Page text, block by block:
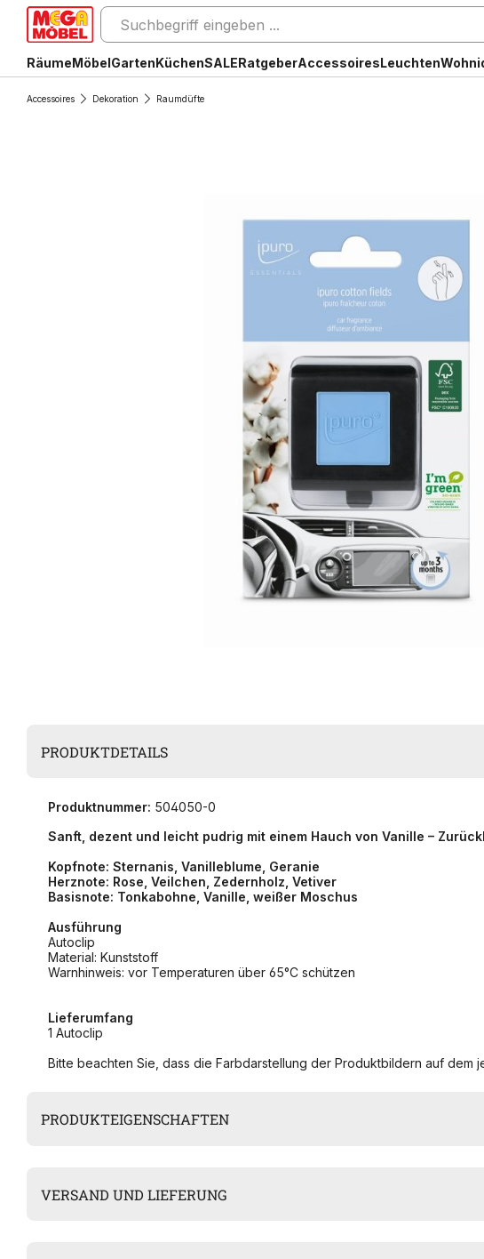
RäumeMöbelGartenKüchenSALERatgeberAccessoiresLeuchten
Accessoires Dekoration Raumdüfte
PRODUKTDETAILS
Produktnummer: 504050-0
Sanft, dezent und leicht pudrig mit einem Hauch von Vanille –
Kopfnote: Sternanis, Vanilleblume, Geranie
Herznote: Rose, Veilchen, Zedernholz, Vetiver
Basisnote: Tonkabohne, Vanille, weißer Moschus
Ausführung
Autoclip
Material: Kunststoff
Warnhinweis: vor Temperaturen über 65°C schützen
Lieferumfang
1 Autoclip
Bitte beachten Sie, dass die Farbdarstellung der Produktbildern auf dem
PRODUKTEIGENSCHAFTEN
VERSAND UND LIEFERUNG